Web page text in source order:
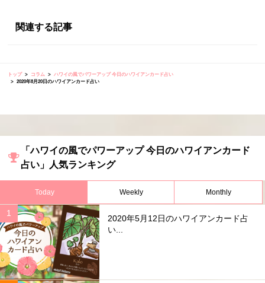
関連する記事
トップ コラム
ハワイの風でパワーアップ 今日のハワイアンカード占い
2020年8月20日のハワイアンカード占い
「ハワイの風でパワーアップ 今日のハワイアンカード
占い」人気ランキング
Today Weekly Monthly
2020年5月12日のハワイアンカード占
い...